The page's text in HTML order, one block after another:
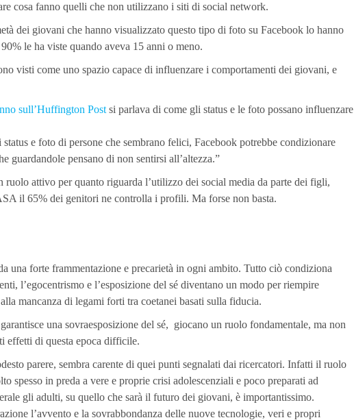
cosa fanno quelli che non utilizzano i siti di social network.
dei giovani che hanno visualizzato questo tipo di foto su Facebook lo hanno
le ha viste quando aveva 15 anni o meno.
visti come uno spazio capace di influenzare i comportamenti dei giovani, e
sull’Huffington Post si parlava di come gli status e le foto possano influenzare
e foto di persone che sembrano felici, Facebook potrebbe condizionare
guardandole pensano di non sentirsi all’altezza.”
attivo per quanto riguarda l’utilizzo dei social media da parte dei figli,
il 65% dei genitori ne controlla i profili. Ma forse non basta.
una forte frammentazione e precarietà in ogni ambito. Tutto ciò condiziona
l’egocentrismo e l’esposizione del sé diventano un modo per riempire
mancanza di legami forti tra coetanei basati sulla fiducia.
una sovraesposizione del sé, giocano un ruolo fondamentale, ma non
effetti di questa epoca difficile.
parere, sembra carente di quei punti segnalati dai ricercatori. Infatti il ruolo
spesso in preda a vere e proprie crisi adolescenziali e poco preparati ad
gli adulti, su quello che sarà il futuro dei giovani, è importantissimo.
l’avvento e la sovrabbondanza delle nuove tecnologie, veri e propri